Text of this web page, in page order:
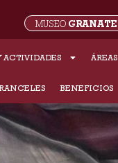
MUSEO GRANATE
ACTIVIDADES ÁREAS
BENEFICIOS